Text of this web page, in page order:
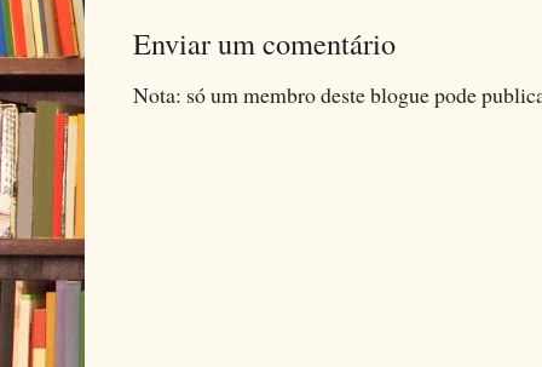
Enviar um comentário
Nota: só um membro deste blogue pode